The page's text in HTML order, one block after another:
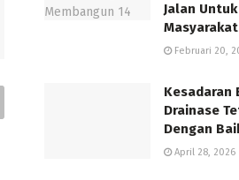
Jalan
Masyarakat
Februari 20,
Kesadaran
Drainase
Dengan
April 28, 2026